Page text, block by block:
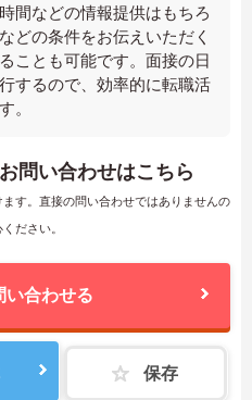
間などの情報提供はもちろ
どの条件をお伝えいただく
ことも可能です。面接の日
するので、効率的に転職活
。
問い合わせはこちら
す。直接の問い合わせではありませんの
ださい。
い合わせる
保存